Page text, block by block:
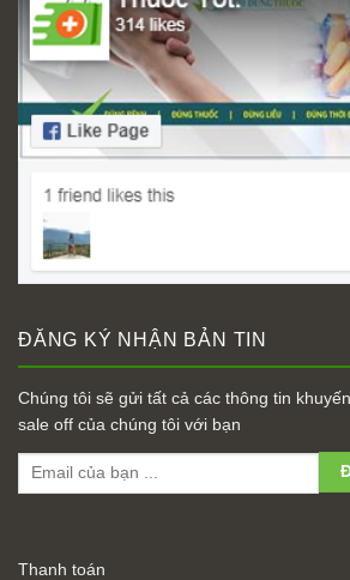
ĐĂNG KÝ NHẬN BẢN TIN
Chúng tôi sẽ gửi tất cả các thông tin
sale off của chúng tôi với bạn
Thanh toán